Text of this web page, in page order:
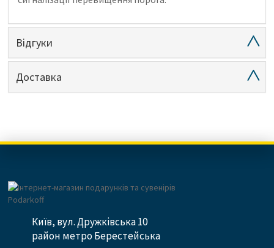
Відгуки
Доставка
Київ, вул. Дружківська 10
район метро Берестейська